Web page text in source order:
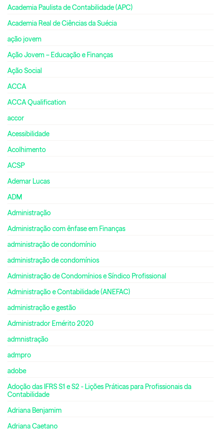
Academia Paulista de Contabilidade (APC)
Academia Real de Ciências da Suécia
ação jovem
Ação Jovem – Educação e Finanças
Ação Social
ACCA
ACCA Qualification
accor
Acessibilidade
Acolhimento
ACSP
Ademar Lucas
ADM
Administração
Administração com ênfase em Finanças
administração de condomínio
administração de condomínios
Administração de Condomínios e Síndico Profissional
Administração e Contabilidade (ANEFAC)
administração e gestão
Administrador Emérito 2020
admnistração
admpro
adobe
Adoção das IFRS S1 e S2 - Lições Práticas para Profissionais da
Contabilidade
Adriana Benjamim
Adriana Caetano